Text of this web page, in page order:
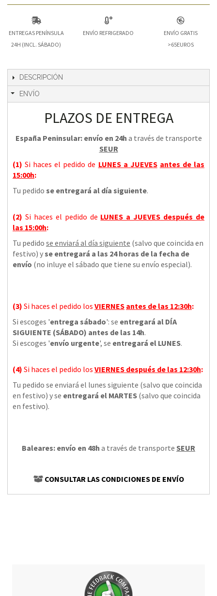
ENTREGAS PENÍNSULA
24H (INCL. SÁBADO)
ENVÍO REFRIGERADO
ENVÍO GRATIS
>65EUROS
DESCRIPCIÓN
ENVÍO
PLAZOS DE ENTREGA
España Peninsular: envío en 24h a través de transporte
SEUR
(1)Si haces el pedido de LUNES a JUEVES antes de las
15:00h:
Tu pedido se entregará al día siguiente.
(2) Si haces el pedido de LUNES a JUEVES después de
las 15:00h:
Tu pedido se enviará al día siguiente (salvo que coincida en
festivo) yse entregará a las 24 horas de la fecha de
envío (no inluye el sábado que tiene su envío especial).
(3) Si haces el pedido los VIERNES antes de las 12:30h:
Si escoges 'entrega sábado': se entregará al DÍA
SIGUIENTE (SÁBADO) antes de las 14h.
Si escoges 'envío urgente', se entregará el LUNES.
(4) Si haces el pedido los VIERNES después de las 12:30h:
Tu pedido se enviará el lunes siguiente (salvo que coincida
en festivo) y se entregará el MARTES (salvo que coincida
en festivo).
Baleares: envío en 48h a través de transporte SEUR
CONSULTAR LAS CONDICIONES DE ENVÍO